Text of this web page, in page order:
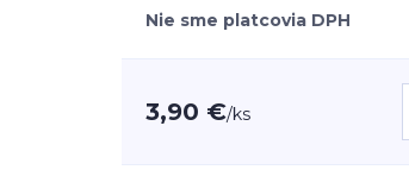
Nie sme platcovia DPH
3,90 €/ks